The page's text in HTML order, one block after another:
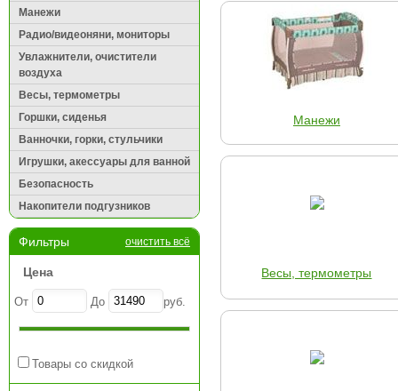
Манежи
Радио/видеоняни, мониторы
Увлажнители, очистители
воздуха
Весы, термометры
Горшки, сиденья
Ванночки, горки, стульчики
Игрушки, акессуары для ванной
Безопасность
Накопители подгузников
Фильтры очистить всё
Цена
От До руб.
Товары со скидкой
Манежи
Весы, термометры